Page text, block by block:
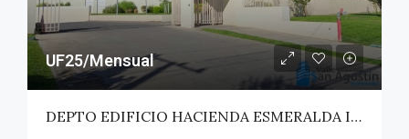
UF25/Mensual
DEPTO EDIFICIO HACIENDA ESMERALDA II – TALCA